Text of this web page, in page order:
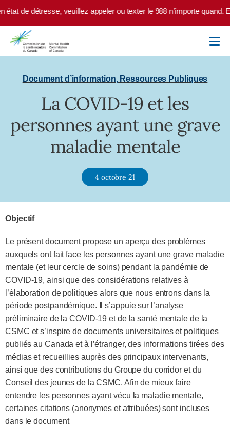
Skip to main content
de détresse, veuillez appeler ou texter le 988 n’importe quand.
Document d’information, Ressources Publiques
La COVID-19 et les
personnes ayant une grave
maladie mentale
4 octobre 21
Objectif
Le présent document propose un aperçu des problèmes
auxquels ont fait face les personnes ayant une grave maladie
mentale (et leur cercle de soins) pendant la pandémie de
COVID-19, ainsi que des considérations relatives à
l’élaboration de politiques alors que nous entrons dans la
période postpandémique. Il s’appuie sur l’analyse
préliminaire de la COVID-19 et de la santé mentale de la
CSMC et s’inspire de documents universitaires et politiques
publiés au Canada et à l’étranger, des informations tirées des
médias et recueillies auprès des principaux intervenants,
ainsi que des contributions du Groupe du corridor et du
Conseil des jeunes de la CSMC. Afin de mieux faire
entendre les personnes ayant vécu la maladie mentale,
certaines citations (anonymes et attribuées) sont incluses
dans le document